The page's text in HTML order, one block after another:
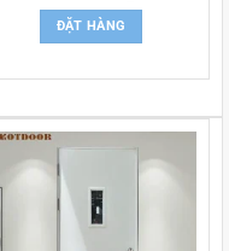
ĐẶT HÀNG